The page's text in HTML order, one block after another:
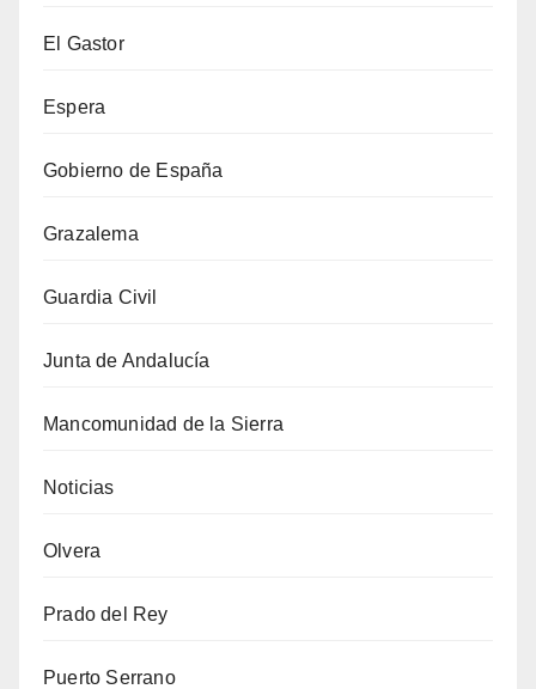
El Gastor
Espera
Gobierno de España
Grazalema
Guardia Civil
Junta de Andalucía
Mancomunidad de la Sierra
Noticias
Olvera
Prado del Rey
Puerto Serrano